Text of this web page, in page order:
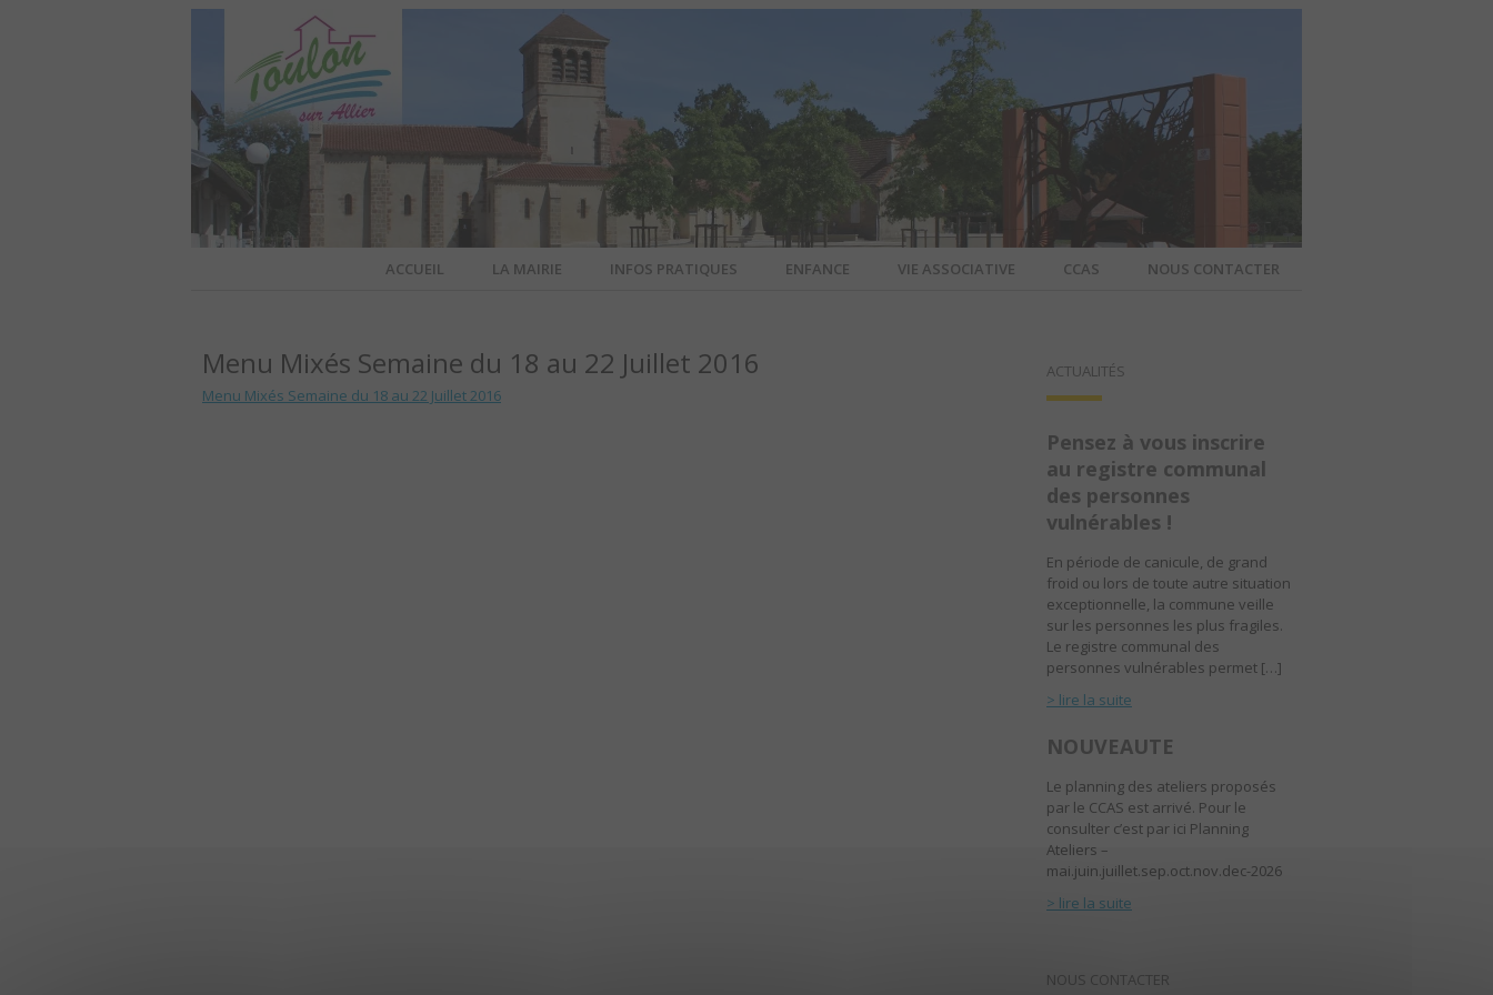
TOULON-SUR-ALLIER – SITE
OFFICIEL DE LA COMMUNE
ACCUEIL LA MAIRIE INFOS PRATIQUES ENFANCE VIE ASSOCIATIVE CCAS NOUS CONTACTER
Menu Mixés Semaine du 18 au 22 Juillet 2016
Menu Mixés Semaine du 18 au 22 Juillet 2016
ACTUALITÉS
Pensez à vous inscrire
au registre communal
des personnes
vulnérables !
En période de canicule, de grand
froid ou lors de toute autre situation
exceptionnelle, la commune veille
sur les personnes les plus fragiles.
Le registre communal des
personnes vulnérables permet […]
> lire la suite
NOUVEAUTE
Le planning des ateliers proposés
par le CCAS est arrivé. Pour le
consulter c’est par ici Planning
Ateliers –
mai.juin.juillet.sep.oct.nov.dec-2026
> lire la suite
NOUS CONTACTER